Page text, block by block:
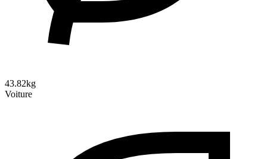
43.82kg
Voiture